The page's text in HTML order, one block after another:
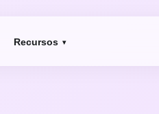
Recursos